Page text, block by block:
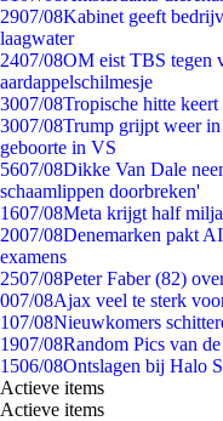
2907/08Kabinet geeft
laagwater
2407/08OM eist TBS tegen
aardappelschilmesje
3007/08Tropische hitte
3007/08Trump grijpt weer in
geboorte in VS
5607/08Dikke Van Dale
schaamlippen doorbreken'
1607/08Meta krijgt half
2007/08Denemarken pakt
examens
2507/08Peter Faber (82)
007/08Ajax veel te sterk
107/08Nieuwkomers
1907/08Random Pics van
1506/08Ontslagen bij Halo
Actieve items
Actieve items